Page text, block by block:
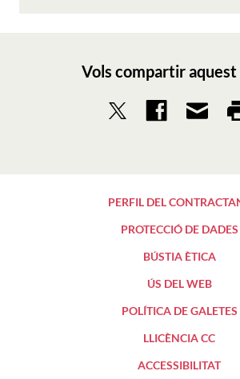
Vols compartir aquest
PERFIL DEL
PROTECCIÓ DE DADES
BÚSTIA ÈTICA
ÚS DEL WEB
POLÍTICA DE GALETES
LLICÈNCIA CC
ACCESSIBILITAT